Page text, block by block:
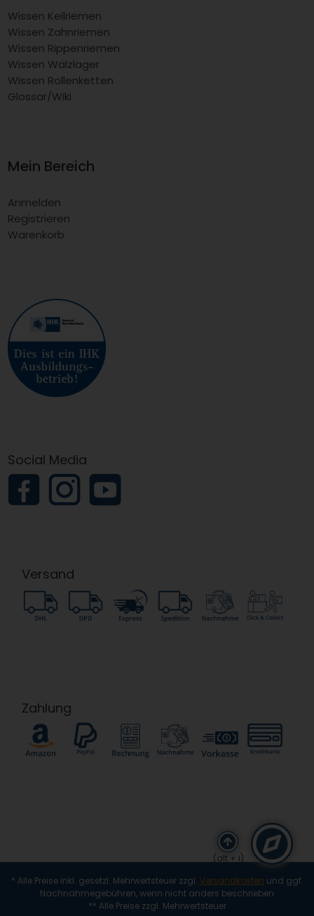
Wissen Keilriemen
Wissen Zahnriemen
Wissen Rippenriemen
Wissen Wälzlager
Wissen Rollenketten
Glossar/Wiki
Mein Bereich
Anmelden
Registrieren
Warenkorb
Social Media
Versand
Zahlung
* Alle Preise inkl. gesetzl. Mehrwertsteuer zzgl. Versandkosten und ggf.
Nachnahmegebühren, wenn nicht anders beschrieben
** Alle Preise zzgl. Mehrwertsteuer
(alt + i)